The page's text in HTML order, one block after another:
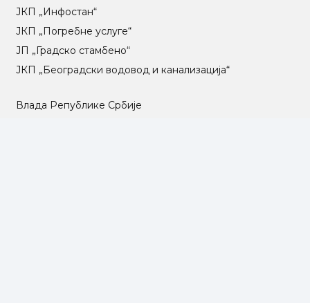
ЈКП „Инфостан“
ЈКП „Погребне услуге“
ЈП „Градско стамбено“
ЈКП „Београдски водовод и канализација“
Влада Републике Србије